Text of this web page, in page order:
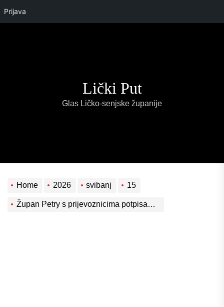
Prijava
Lički Put
Glas Ličko-senjske županije
Home 2026 svibanj 15
Župan Petry s prijevoznicima potpisao sporazume za nastavak javne usluge autobusnog prijevoza putnika – Lika Line